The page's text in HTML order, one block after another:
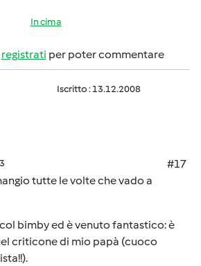
In cima
registrati per poter commentare
Iscritto : 13.12.2008
#17
tutte le volte che vado a
bimby ed è venuto fantastico: è
criticone di mio papà (cuoco